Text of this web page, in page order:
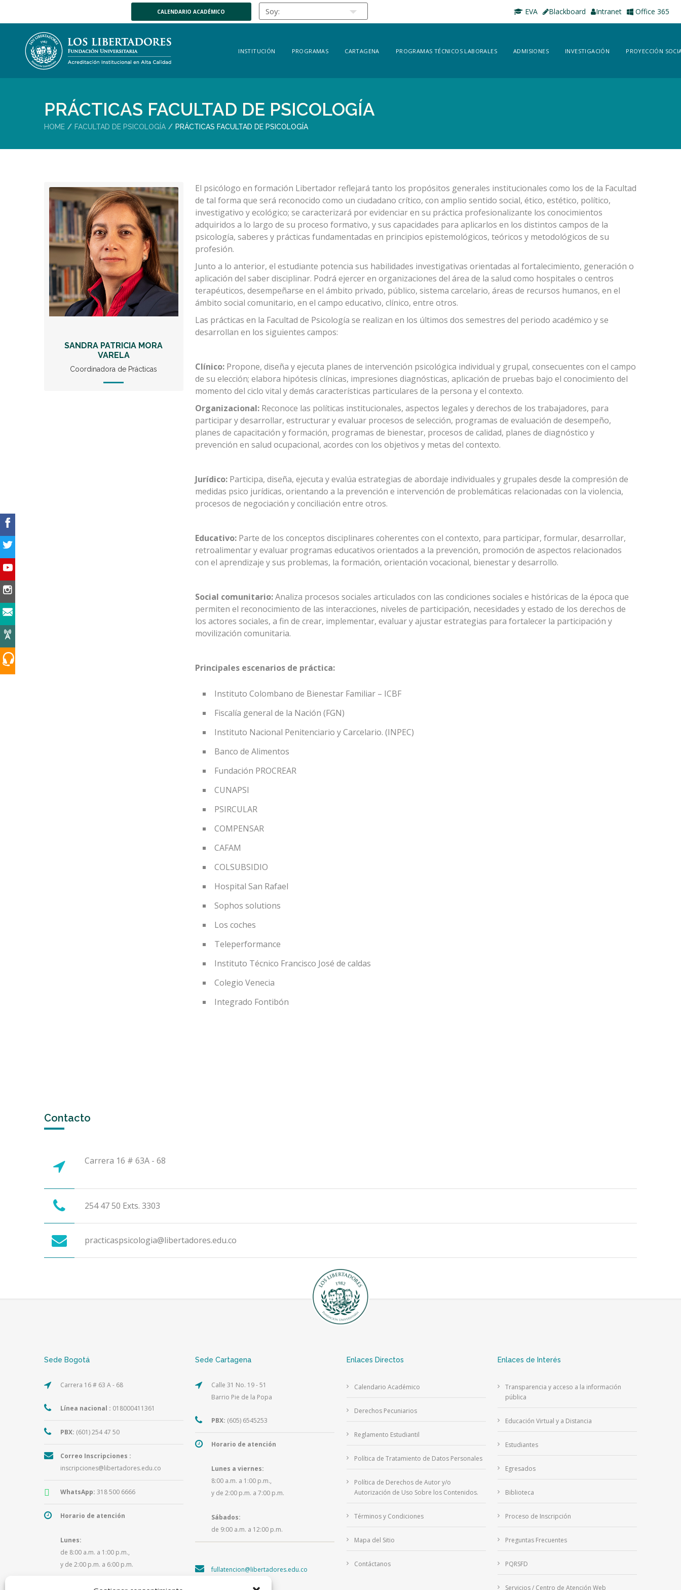
CALENDARIO ACADÉMICO EVA Blackboard Intranet Office 365
INSTITUCIÓN PROGRAMAS CARTAGENA PROGRAMAS TÉCNICOS LABORALES ADMISIONES INVESTIGACIÓN PROYECCIÓN
PRÁCTICAS FACULTAD DE PSICOLOGÍA
HOME FACULTAD DE PSICOLOGÍA PRÁCTICAS FACULTAD DE PSICOLOGÍA
SANDRA PATRICIA MORA
VARELA
Coordinadora de Prácticas
El psicólogo en formación Libertador reflejará tanto los propósitos generales institucionales como los de la Facultad
de tal forma que será reconocido como un ciudadano crítico, con amplio sentido social, ético, estético, político,
investigativo y ecológico; se caracterizará por evidenciar en su práctica profesionalizante los conocimientos
adquiridos a lo largo de su proceso formativo, y sus capacidades para aplicarlos en los distintos campos de la
psicología, saberes y prácticas fundamentadas en principios epistemológicos, teóricos y metodológicos de su
profesión.
Junto a lo anterior, el estudiante potencia sus habilidades investigativas orientadas al fortalecimiento, generación o
aplicación del saber disciplinar. Podrá ejercer en organizaciones del área de la salud como hospitales o centros
terapéuticos, desempeñarse en el ámbito privado, público, sistema carcelario, áreas de recursos humanos, en el
ámbito social comunitario, en el campo educativo, clínico, entre otros.
Las prácticas en la Facultad de Psicología se realizan en los últimos dos semestres del periodo académico y se
desarrollan en los siguientes campos:
Clínico: Propone, diseña y ejecuta planes de intervención psicológica individual y grupal, consecuentes con el campo
de su elección; elabora hipótesis clínicas, impresiones diagnósticas, aplicación de pruebas bajo el conocimiento del
momento del ciclo vital y demás características particulares de la persona y el contexto.
Organizacional: Reconoce las políticas institucionales, aspectos legales y derechos de los trabajadores, para
participar y desarrollar, estructurar y evaluar procesos de selección, programas de evaluación de desempeño,
planes de capacitación y formación, programas de bienestar, procesos de calidad, planes de diagnóstico y
prevención en salud ocupacional, acordes con los objetivos y metas del contexto.
Jurídico: Participa, diseña, ejecuta y evalúa estrategias de abordaje individuales y grupales desde la compresión de
medidas psico jurídicas, orientando a la prevención e intervención de problemáticas relacionadas con la violencia,
procesos de negociación y conciliación entre otros.
Educativo: Parte de los conceptos disciplinares coherentes con el contexto, para participar, formular, desarrollar,
retroalimentar y evaluar programas educativos orientados a la prevención, promoción de aspectos relacionados
con el aprendizaje y sus problemas, la formación, orientación vocacional, bienestar y desarrollo.
Social comunitario:Analiza procesos sociales articulados con las condiciones sociales e históricas de la época que
permiten el reconocimiento de las interacciones, niveles de participación, necesidades y estado de los derechos de
los actores sociales, a fin de crear, implementar, evaluar y ajustar estrategias para fortalecer la participación y
movilización comunitaria.
Principales escenarios de práctica:
Instituto Colombano de Bienestar Familiar – ICBF
Fiscalía general de la Nación (FGN)
Instituto Nacional Penitenciario y Carcelario. (INPEC)
Banco de Alimentos
Fundación PROCREAR
CUNAPSI
PSIRCULAR
COMPENSAR
CAFAM
COLSUBSIDIO
Hospital San Rafael
Sophos solutions
Los coches
Teleperformance
Instituto Técnico Francisco José de caldas
Colegio Venecia
Integrado Fontibón
Contacto
Carrera 16 # 63A - 68
254 47 50 Exts. 3303
practicaspsicologia@libertadores.edu.co
Sede Bogotá
Carrera 16 # 63 A - 68
Línea nacional : 018000411361
PBX: (601) 254 47 50
Correo Inscripciones :
inscripciones@libertadores.edu.co
WhatsApp: 318 500 6666
Horario de atención
Lunes:
de 8:00 a.m. a 1:00 p.m.,
y de 2:00 p.m. a 6:00 p.m.
Sede Cartagena
Calle 31 No. 19 - 51
Barrio Pie de la Popa
PBX: (605) 6545253
Horario de atención
Lunes a viernes:
8:00 a.m. a 1:00 p.m.,
y de 2:00 p.m. a 7:00 p.m.
Sábados:
de 9:00 a.m. a 12:00 p.m.
fullatencion@libertadores.edu.co
Enlaces Directos
Calendario Académico
Derechos Pecuniarios
Reglamento Estudiantil
Política de Tratamiento de Datos Personales
Política de Derechos de Autor y/o
Autorización de Uso Sobre los Contenidos.
Términos y Condiciones
Mapa del Sitio
Contáctanos
Enlaces de Interés
Transparencia y acceso a la información
pública
Educación Virtual y a Distancia
Estudiantes
Egresados
Biblioteca
Proceso de Inscripción
Preguntas Frecuentes
PQRSFD
Servicios / Centro de Atención Web